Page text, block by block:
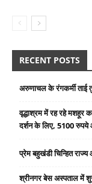
RECENT POSTS
अरुणाचल के रंगकर्मी ताई
वृद्धाश्रम में रह रहे मशहूर
दर्शन के लिए, 5100
प्रेम बहुखंडी चिन्हित
श्रीनगर बेस अस्पताल में